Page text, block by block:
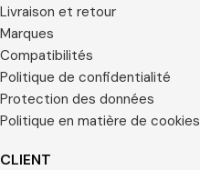
Livraison et retour
Marques
Compatibilités
Politique de confidentialité
Protection des données
Politique en matière de cookies
CLIENT